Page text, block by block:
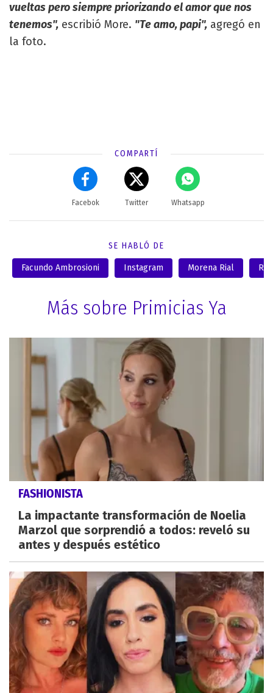
vueltas pero siempre priorizando el amor que nos
tenemos", escribió More. "Te amo, papi", agregó en
la foto.
COMPARTÍ
Facebok Twitter Whatsapp
SE HABLÓ DE
Facundo Ambrosioni Instagram Morena Rial
Más sobre Primicias Ya
FASHIONISTA
La impactante transformación de Noelia
Marzol que sorprendió a todos: reveló su
antes y después estético